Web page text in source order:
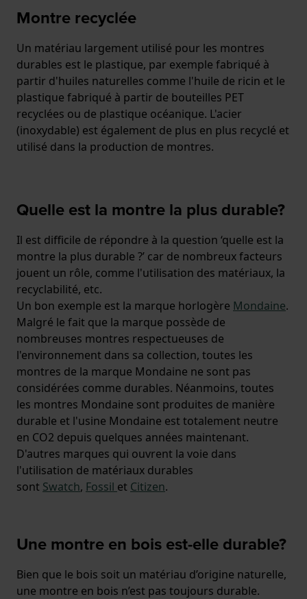
Montre recyclée
Un matériau largement utilisé pour les montres
durables est le plastique, par exemple fabriqué à
partir d'huiles naturelles comme l'huile de ricin et le
plastique fabriqué à partir de bouteilles PET
recyclées ou de plastique océanique. L'acier
(inoxydable) est également de plus en plus recyclé et
utilisé dans la production de montres.
Quelle est la montre la plus durable?
Il est difficile de répondre à la question ‘quelle est la
montre la plus durable ?’ car de nombreux facteurs
jouent un rôle, comme l'utilisation des matériaux, la
recyclabilité, etc.
Un bon exemple est la marque horlogère Mondaine.
Malgré le fait que la marque possède de
nombreuses montres respectueuses de
l'environnement dans sa collection, toutes les
montres de la marque Mondaine ne sont pas
considérées comme durables. Néanmoins, toutes
les montres Mondaine sont produites de manière
durable et l'usine Mondaine est totalement neutre
en CO2 depuis quelques années maintenant.
D'autres marques qui ouvrent la voie dans
l'utilisation de matériaux durables
sont Swatch, Fossil et Citizen.
Une montre en bois est-elle durable?
Bien que le bois soit un matériau d’origine naturelle,
une montre en bois n’est pas toujours durable.